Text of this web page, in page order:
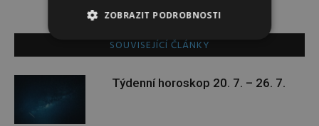
SOUVISEJÍCÍ ČLÁNKY
Týdenní horoskop 20. 7. – 26. 7.
ZOBRAZIT PODROBNOSTI